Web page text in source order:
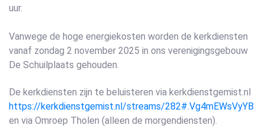
uur.
Vanwege de hoge energiekosten worden de kerkdiensten
vanaf zondag 2 november 2025 in ons verenigingsgebouw
De Schuilplaats gehouden.
De kerkdiensten zijn te beluisteren via kerkdienstgemist.nl
https://kerkdienstgemist.nl/streams/282#.Vg4mEWsVyYB
en via Omroep Tholen (alleen de morgendiensten).